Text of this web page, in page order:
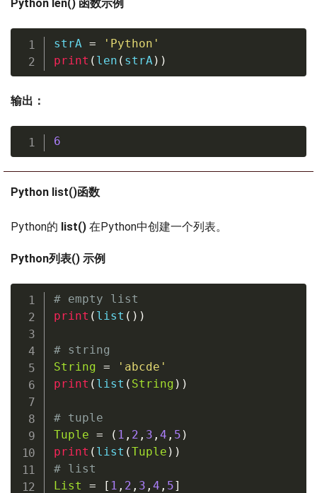
Python len() 函数示例
strA =
'Python'
print ( len ( strA) )
输出：
6
Python list()函数
Python的 list() 在Python中创建一个列表。
Python列表() 示例
# empty list
print ( list ( ) )
# string
String =
'abcde'
print ( list ( String ) )
# tuple
Tuple = ( 1 , 2 , 3 , 4 , 5 )
print ( list (Tuple ) )
# list
List
= [ 1 , 2 , 3 , 4 , 5]